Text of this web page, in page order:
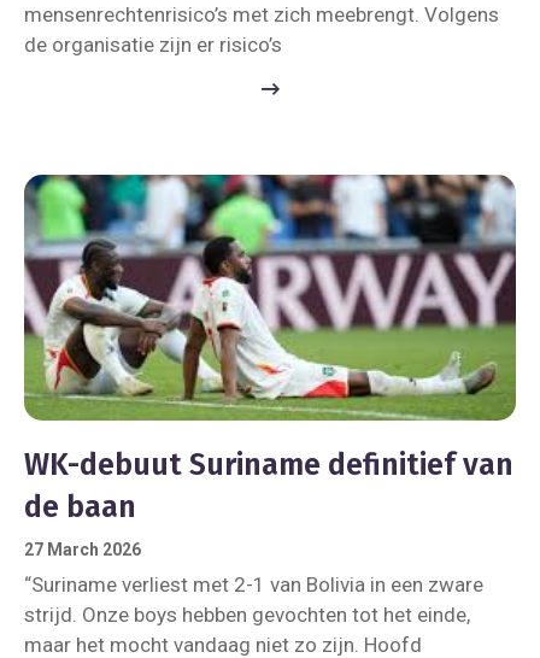
mensenrechtenrisico’s met zich meebrengt. Volgens
de organisatie zijn er risico’s
WK-debuut Suriname definitief van
de baan
27 March 2026
“Suriname verliest met 2-1 van Bolivia in een zware
strijd. Onze boys hebben gevochten tot het einde,
maar het mocht vandaag niet zo zijn. Hoofd